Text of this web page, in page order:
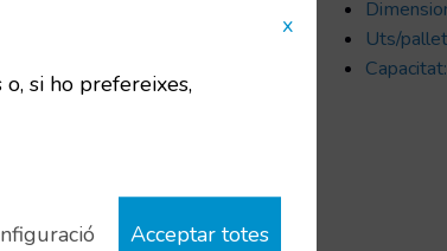
Uts/
Capacitat:
si ho prefereixes,
x
Acceptar totes